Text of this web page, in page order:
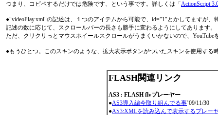
つまり、コピペするだけでは危険です、という事です。詳しくは「 ActionScript
●"videoPlay.xml"の記述は、１つのアイテムから可能で、id="1"とかしてますが
記述の数に応じて、スクロールバーの長さも勝手に変わるようにしてあります。
ただ、クリクリっとマウスホイールスクロールがうまくいかないので、
●もうひとつ。このスキンのような、拡大表示ボタンがついたスキンを使用する
FLASH関連リンク
AS3 : FLASH flvプレーヤー
●AS3導入編今取り組んでる事’09/11/30
●AS3:XMLを読み込んで表示するプレー